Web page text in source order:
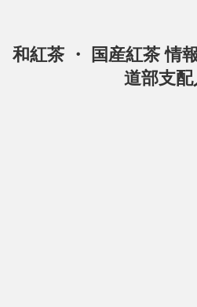
和紅茶 ・ 国産紅茶 情
道部支